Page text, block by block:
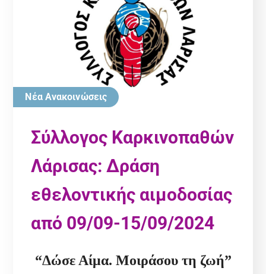
Νέα Ανακοινώσεις
Σύλλογος Καρκινοπαθών
Λάρισας: Δράση
εθελοντικής αιμοδοσίας
από 09/09-15/09/2024
“Δώσε Αίμα. Μοιράσου τη ζωή”